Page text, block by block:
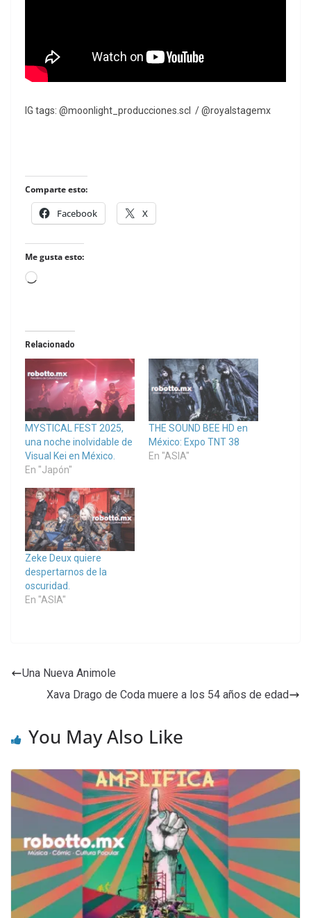
IG tags: @moonlight_producciones.scl / @royalstagemx
Comparte esto:
Facebook X
Me gusta esto:
Loading…
Relacionado
MYSTICAL FEST 2025,
una noche inolvidable de
Visual Kei en México.
En "Japón"
THE SOUND BEE HD en
México: Expo TNT 38
En "ASIA"
Zeke Deux quiere
despertarnos de la
oscuridad.
En "ASIA"
Una Nueva Animole
Xava Drago de Coda muere a los 54 años de edad
You May Also Like